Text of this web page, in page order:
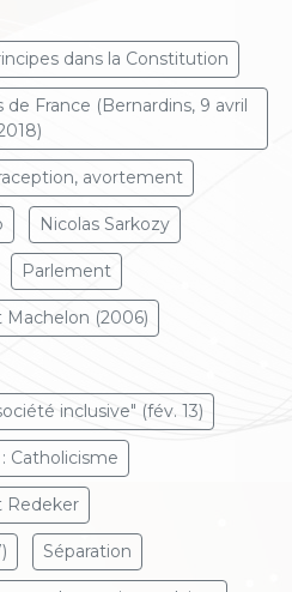
dans la Constitution
France (Bernardins, 9 avril
avortement
Nicolas Sarkozy
Parlement
Machelon (2006)
inclusive" (fév. 13)
Catholicisme
Redeker
Séparation